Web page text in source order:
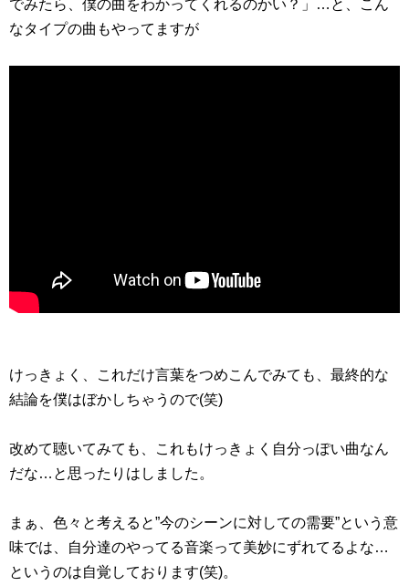
でみたら、僕の曲をわかってくれるのかい？」…と、こん
なタイプの曲もやってますが
けっきょく、これだけ言葉をつめこんでみても、最終的な
結論を僕はぼかしちゃうので(笑)
改めて聴いてみても、これもけっきょく自分っぽい曲なん
だな…と思ったりはしました。
まぁ、色々と考えると”今のシーンに対しての需要”という意
味では、自分達のやってる音楽って美妙にずれてるよな…
というのは自覚しております(笑)。